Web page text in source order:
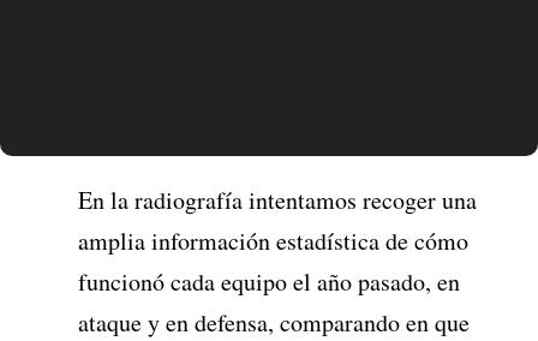
En la radiografía intentamos recoger una
amplia información estadística de cómo
funcionó cada equipo el año pasado, en
ataque y en defensa, comparando en que